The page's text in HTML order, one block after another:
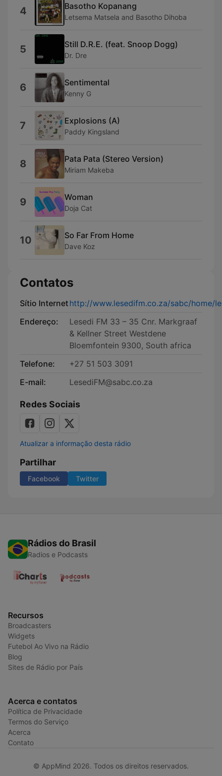
4 Basotho Kopanang
Letsema Matsela and Basotho Dihoba
5 Still D.R.E. (feat. Snoop Dogg)
Dr. Dre
6 Sentimental
Kenny G
7 Explosions (A)
Paddy Kingsland
8 Pata Pata (Stereo Version)
Miriam Makeba
9 Woman
Doja Cat
10 So Far From Home
Dave Koz
Contatos
Sítio Internethttp://www.lesedifm.co.za/sabc/home/
Endereço:
Lesedi FM 33 – 35 Cnr. Markgraaf
& Kellner Street Westdene
Bloemfontein 9300, South africa
Telefone:
+27 51 503 3091
E-mail:
LesediFM@sabc.co.za
Redes Sociais
Atualizar a informação desta rádio
Partilhar
Facebook Twitter
Rádios do Brasil
Radios e Podcasts
Recursos
Broadcasters
Widgets
Futebol Ao Vivo na Rádio
Blog
Sites de Rádio por País
Acerca e contatos
Política de Privacidade
Termos do Serviço
Acerca
Contato
© AppMind 2026. Todos os direitos reservados.